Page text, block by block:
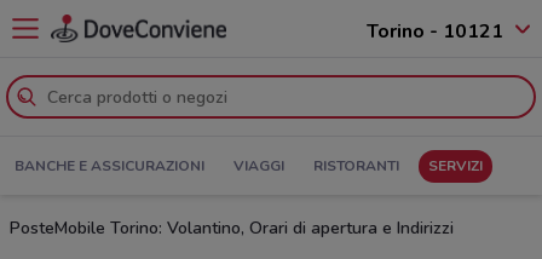
Torino - 10121
BANCHE E ASSICURAZIONI VIAGGI RISTORANTI SERVIZI
PosteMobile Torino: Volantino, Orari di apertura e Indirizzi